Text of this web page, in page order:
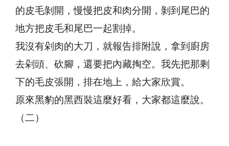
的皮毛剝開，慢慢把皮和肉分開，剝到尾巴的
地方把皮毛和尾巴一起割掉。
我沒有剁肉的大刀，就報告排附說，拿到廚房
去剁頭、砍腳，還要把內藏掏空。我先把那剩
下的毛皮張開，排在地上，給大家欣賞。
原來黑豹的黑西裝這麼好看，大家都這麼說。
（二）